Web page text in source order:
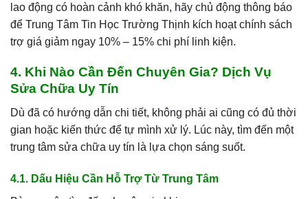
lao động có hoàn cảnh khó khăn, hãy chủ động thông báo
để Trung Tâm Tin Học Trường Thịnh kích hoạt chính sách
trợ giá giảm ngay 10% – 15% chi phí linh kiện.
4. Khi Nào Cần Đến Chuyên Gia? Dịch Vụ
Sửa Chữa Uy Tín
Dù đã có hướng dẫn chi tiết, không phải ai cũng có đủ thời
gian hoặc kiến thức để tự mình xử lý. Lúc này, tìm đến một
trung tâm sửa chữa uy tín là lựa chọn sáng suốt.
4.1. Dấu Hiệu Cần Hỗ Trợ Từ Trung Tâm